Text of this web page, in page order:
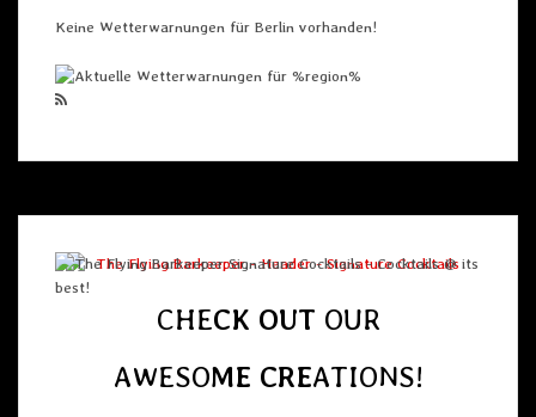
Keine Wetterwarnungen für Berlin vorhanden!
CHECK OUT OUR
AWESOME CREATIONS!